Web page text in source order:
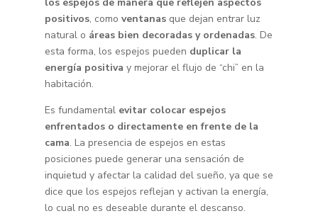
positivos, como ventanasque dejan entrar luz
natural o áreas bien decoradas y ordenadas. De
esta forma, los espejos pueden duplicar la
energía positiva y mejorar el flujo de “chi” en la
habitación.
Es fundamental evitar colocar espejos
enfrentados o directamente en frente de la
cama. La presencia de espejos en estas
posiciones puede generar una sensación de
inquietud y afectar la calidad del sueño, ya que se
dice que los espejos reflejan y activan la energía,
lo cual no es deseable durante el descanso.